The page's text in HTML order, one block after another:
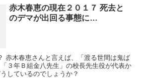
赤木春恵の現在２０１７ 死去と
のデマが出回る事態に…
赤木春恵さんと言えば、「渡る世間は鬼ば
３年Ｂ組金八先生」の校長先生役が代表か
しているのでしょうか？